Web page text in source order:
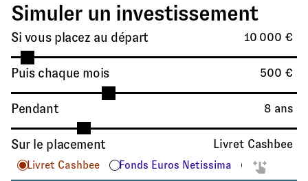
Simuler un investissement
Si vous placez au départ 10 000 €
Puis chaque mois 500 €
Pendant 8 ans
Sur le placement Livret Cashbee
Livret Cashbee Fonds Euros Netissima Gestion